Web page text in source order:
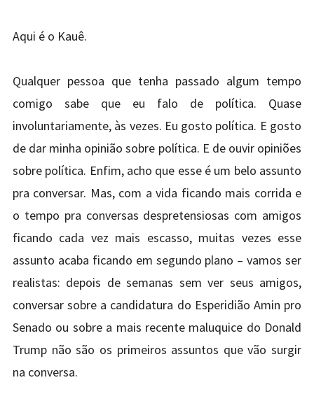
Aqui é o Kauê.
Qualquer pessoa que tenha passado algum tempo
comigo sabe que eu falo de política. Quase
involuntariamente, às vezes. Eu gosto política. E gosto
de dar minha opinião sobre política. E de ouvir opiniões
sobre política. Enfim, acho que esse é um belo assunto
pra conversar. Mas, com a vida ficando mais corrida e
o tempo pra conversas despretensiosas com amigos
ficando cada vez mais escasso, muitas vezes esse
assunto acaba ficando em segundo plano – vamos ser
realistas: depois de semanas sem ver seus amigos,
conversar sobre a candidatura do Esperidião Amin pro
Senado ou sobre a mais recente maluquice do Donald
Trump não são os primeiros assuntos que vão surgir
na conversa.